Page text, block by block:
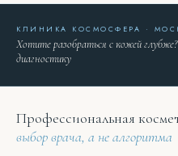
КЛИНИКА КОСМОСФЕРА ·
Хотите разобраться с кожей
диагностику
Профессиональная
выбор врача, а не алгоритма